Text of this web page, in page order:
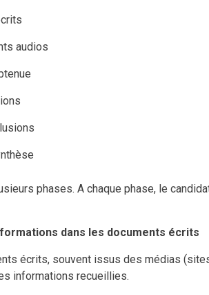
audios
phases. A chaque phase, le
dans les documents écrits
écrits, souvent issus des médias
informations recueillies.